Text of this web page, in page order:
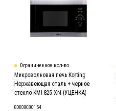
Ограниченное кол-во
Микроволновая печь Korting
Нержавеющая сталь + черное
стекло KMI 825 XN (УЦЕНКА)
00000000154